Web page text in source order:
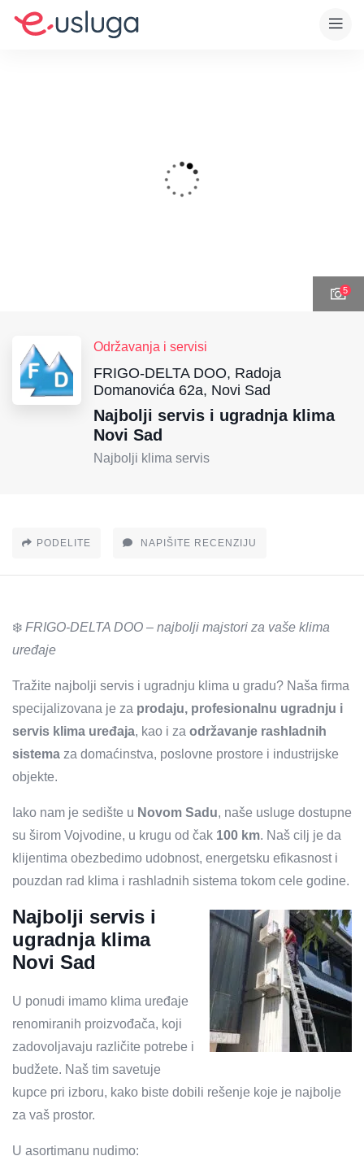
5
Održavanja i servisi
FRIGO-DELTA DOO, Radoja
Domanovića 62a, Novi Sad
Najbolji servis i ugradnja klima
Novi Sad
Najbolji klima servis
PODELITE NAPIŠITE RECENZIJU
❄️ FRIGO-DELTA DOO – najbolji majstori za vaše klima
uređaje
Tražite najbolji servis i ugradnju klima u gradu? Naša firma
specijalizovana je za prodaju, profesionalnu ugradnju i
servis klima uređaja, kao i za održavanje rashladnih
sistema za domaćinstva, poslovne prostore i industrijske
objekte.
Iako nam je sedište u Novom Sadu, naše usluge dostupne
su širom Vojvodine, u krugu od čak 100 km. Naš cilj je da
klijentima obezbedimo udobnost, energetsku efikasnost i
pouzdan rad klima i rashladnih sistema tokom cele godine.
Najbolji servis i
ugradnja klima
Novi Sad
U ponudi imamo klima uređaje
renomiranih proizvođača, koji
zadovoljavaju različite potrebe i
budžete. Naš tim savetuje
kupce pri izboru, kako biste dobili rešenje koje je najbolje
za vaš prostor.
U asortimanu nudimo: